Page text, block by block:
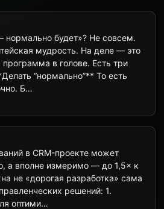
будет»? Не совсем.
мудрость. На деле — это
в голове. Есть три
“нормально”** То есть
Б…
в CRM-проекте может
а вполне измеримо — до 1,5× к
не «дорогая разработка» сама
решений: 1.
оптими…